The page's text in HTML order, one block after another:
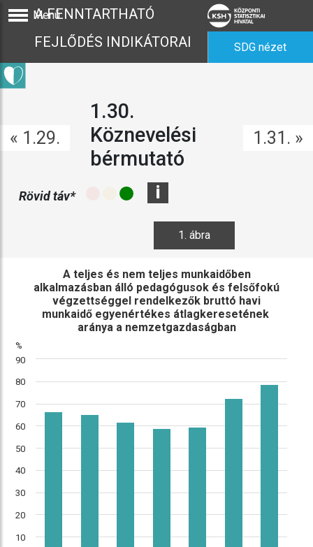
Menü
A FENNTARTHATÓ
FEJLŐDÉS INDIKÁTORAI
SDG nézet
« 1.29.
1.30.
Köznevelési
bérmutató
1.31. »
Rövid táv* i
1. ábra
%
A teljes és nem teljes munkaidőben
alkalmazásban álló pedagógusok és felsőfokú
végzettséggel rendelkezők bruttó havi
munkaidő egyenértékes átlagkeresetének
aránya a nemzetgazdaságban
10
20
30
40
50
60
70
80
90